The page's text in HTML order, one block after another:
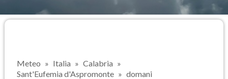
Meteo Italia
Calabria
Sant'Eufemia d'Aspromonte
domani